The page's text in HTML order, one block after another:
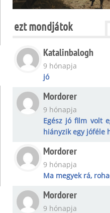
ezt mondjátok
Katalinbalogh
9 hónapja
jó
Mordorer
9 hónapja
Egész jó film volt
hiányzik egy jóféle
Mordorer
9 hónapja
Ma megyek rá,
Mordorer
9 hónapja